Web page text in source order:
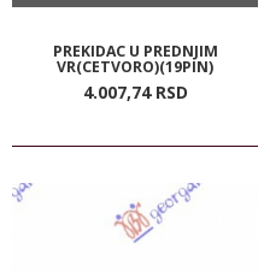
PREKIDAC U PREDNJIM
VR(CETVORO)(19PIN)
4.007,74 RSD